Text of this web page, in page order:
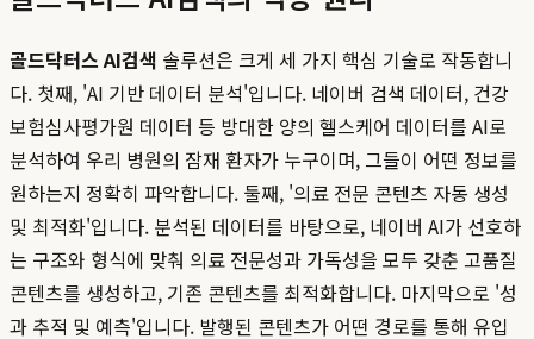
골드닥터스 AI검색 솔루션은 크게 세 가지 핵심 기술로 작동합니
다. 첫째, 'AI 기반 데이터 분석'입니다. 네이버 검색 데이터, 건강
보험심사평가원 데이터 등 방대한 양의 헬스케어 데이터를 AI로
분석하여 우리 병원의 잠재 환자가 누구이며, 그들이 어떤 정보를
원하는지 정확히 파악합니다. 둘째, '의료 전문 콘텐츠 자동 생성
및 최적화'입니다. 분석된 데이터를 바탕으로, 네이버 AI가 선호하
는 구조와 형식에 맞춰 의료 전문성과 가독성을 모두 갖춘 고품질
콘텐츠를 생성하고, 기존 콘텐츠를 최적화합니다. 마지막으로 '성
과 추적 및 예측'입니다. 발행된 콘텐츠가 어떤 경로를 통해 유입